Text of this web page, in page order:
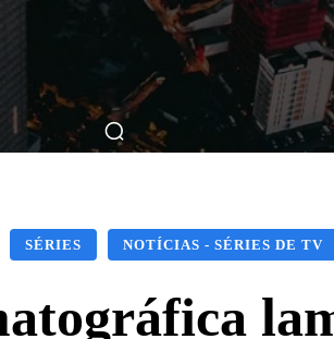
Cinemas Matérias Nos Cinemas
SÉRIES NOTÍCIAS - SÉRIES DE TV